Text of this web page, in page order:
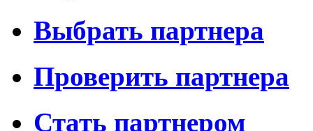
Выбрать партнера
Проверить партнера
Стать партнером